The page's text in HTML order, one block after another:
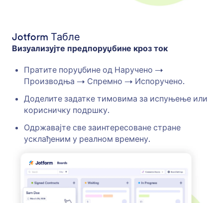
Jotform Табле
Визуализујте предпоруџбине кроз ток
Пратите поруџбине од Наручено →
Производња → Спремно → Испоручено.
Доделите задатке тимовима за испуњење или
корисничку подршку.
Одржавајте све заинтересоване стране
усклађеним у реалном времену.